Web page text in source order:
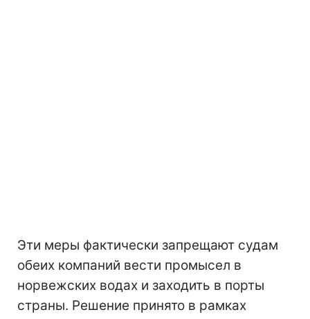
Эти меры фактически запрещают судам
обеих компаний вести промысел в
норвежских водах и заходить в порты
страны. Решение принято в рамках